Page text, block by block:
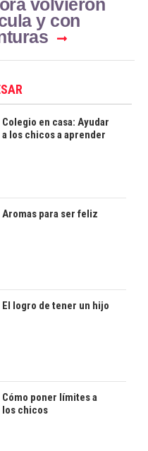
volvieron
y con
Colegio en casa: Ayudar
a los chicos a aprender
Aromas para ser feliz
El logro de tener un hijo
Cómo poner límites a
los chicos